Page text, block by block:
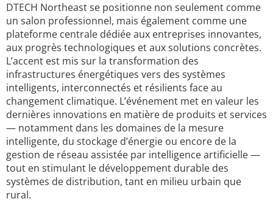
DTECH Northeast se positionne non seulement comme
un salon professionnel, mais également comme une
plateforme centrale dédiée aux entreprises innovantes,
aux progrès technologiques et aux solutions concrètes.
L’accent est mis sur la transformation des
infrastructures énergétiques vers des systèmes
intelligents, interconnectés et résilients face au
changement climatique. L’événement met en valeur les
dernières innovations en matière de produits et services
— notamment dans les domaines de la mesure
intelligente, du stockage d’énergie ou encore de la
gestion de réseau assistée par intelligence artificielle —
tout en stimulant le développement durable des
systèmes de distribution, tant en milieu urbain que
rural.